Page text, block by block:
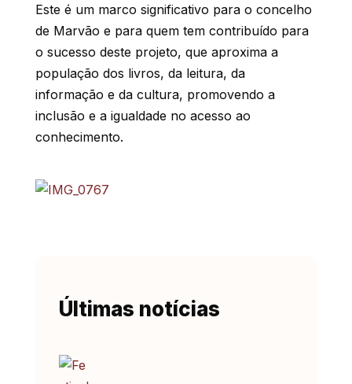
Este é um marco significativo para o concelho
de Marvão e para quem tem contribuído para
o sucesso deste projeto, que aproxima a
população dos livros, da leitura, da
informação e da cultura, promovendo a
inclusão e a igualdade no acesso ao
conhecimento.
Últimas notícias